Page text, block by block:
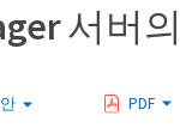
서버
PDF